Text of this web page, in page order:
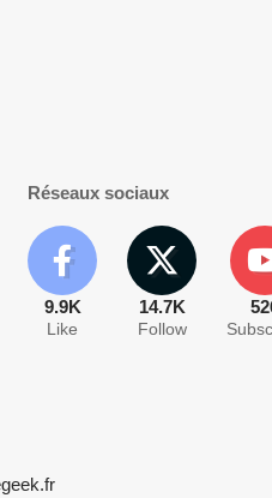
Réseaux sociaux
9.9K
Like
14.7K
Follow